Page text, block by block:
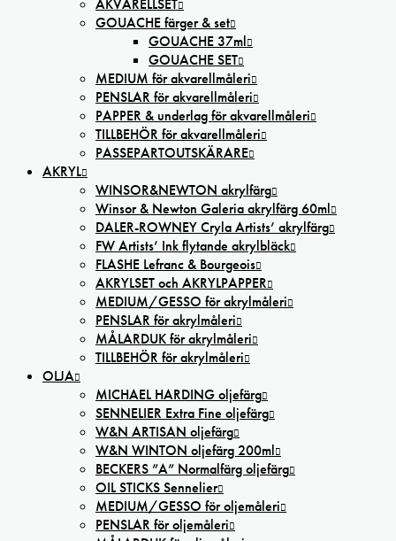
AKVARELLSET
GOUACHE färger & set
GOUACHE 37ml
GOUACHE SET
MEDIUM för akvarellmåleri
PENSLAR för akvarellmåleri
PAPPER & underlag för akvarellmåleri
TILLBEHÖR för akvarellmåleri
PASSEPARTOUTSKÄRARE
AKRYL
WINSOR&NEWTON akrylfärg
Winsor & Newton Galeria akrylfärg 60ml
DALER-ROWNEY Cryla Artists’ akrylfärg
FW Artists’ Ink flytande akrylbläck
FLASHE Lefranc & Bourgeois
AKRYLSET och AKRYLPAPPER
MEDIUM/GESSO för akrylmåleri
PENSLAR för akrylmåleri
MÅLARDUK för akrylmåleri
TILLBEHÖR för akrylmåleri
OLJA
MICHAEL HARDING oljefärg
SENNELIER Extra Fine oljefärg
W&N ARTISAN oljefärg
W&N WINTON oljefärg 200ml
BECKERS ”A” Normalfärg oljefärg
OIL STICKS Sennelier
MEDIUM/GESSO för oljemåleri
PENSLAR för oljemåleri